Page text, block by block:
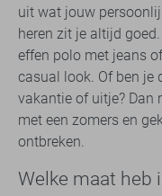
uit wat jouw
heren zit je altijd
effen polo met jeans
casual look. Of ben je
vakantie of uitje? Dan
met een zomers en
ontbreken.
Welke maat heb